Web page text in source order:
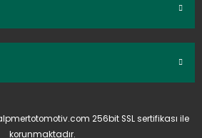
256bit SSL sertifikası ile
korunmaktadır.